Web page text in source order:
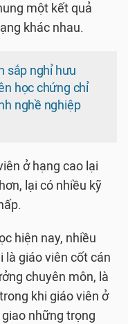
một kết quả
khác nhau.
sắp nghỉ hưu
học chứng chỉ
nghề nghiệp
ở hạng cao lại
lại có nhiều kỹ
hiện nay, nhiều
là giáo viên cốt cán
chuyên môn, là
khi giáo viên ở
những trọng